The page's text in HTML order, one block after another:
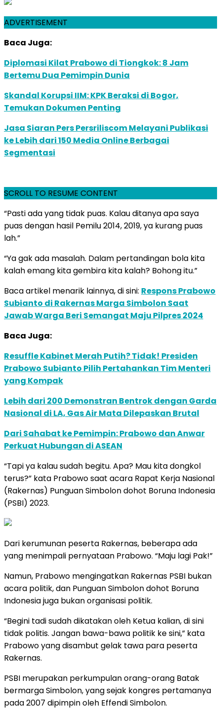
ADVERTISEMENT
Baca Juga:
Diplomasi Kilat Prabowo di Tiongkok: 8 Jam
Bertemu Dua Pemimpin Dunia
Skandal Korupsi IIM: KPK Beraksi di Bogor,
Temukan Dokumen Penting
Jasa Siaran Pers Persriliscom Melayani Publikasi
ke Lebih dari 150 Media Online Berbagai
Segmentasi
SCROLL TO RESUME CONTENT
“Pasti ada yang tidak puas. Kalau ditanya apa saya
puas dengan hasil Pemilu 2014, 2019, ya kurang puas
lah.”
“Ya gak ada masalah. Dalam pertandingan bola kita
kalah emang kita gembira kita kalah? Bohong itu.”
Baca artikel menarik lainnya, di sini: Respons Prabowo
Subianto di Rakernas Marga Simbolon Saat
Jawab Warga Beri Semangat Maju Pilpres 2024
Baca Juga:
Resuffle Kabinet Merah Putih? Tidak! Presiden
Prabowo Subianto Pilih Pertahankan Tim Menteri
yang Kompak
Lebih dari 200 Demonstran Bentrok dengan Garda
Nasional di LA, Gas Air Mata Dilepaskan Brutal
Dari Sahabat ke Pemimpin: Prabowo dan Anwar
Perkuat Hubungan di ASEAN
“Tapi ya kalau sudah begitu. Apa? Mau kita dongkol
terus?” kata Prabowo saat acara Rapat Kerja Nasional
(Rakernas) Punguan Simbolon dohot Boruna Indonesia
(PSBI) 2023.
Dari kerumunan peserta Rakernas, beberapa ada
yang menimpali pernyataan Prabowo. “Maju lagi Pak!”
Namun, Prabowo mengingatkan Rakernas PSBI bukan
acara politik, dan Punguan Simbolon dohot Boruna
Indonesia juga bukan organisasi politik.
“Begini tadi sudah dikatakan oleh Ketua kalian, di sini
tidak politis. Jangan bawa-bawa politik ke sini,” kata
Prabowo yang disambut gelak tawa para peserta
Rakernas.
PSBI merupakan perkumpulan orang-orang Batak
bermarga Simbolon, yang sejak kongres pertamanya
pada 2007 dipimpin oleh Effendi Simbolon.